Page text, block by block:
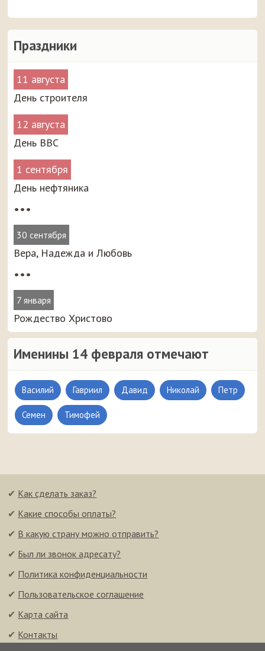
Праздники
11 августа
День строителя
12 августа
День ВВС
1 сентября
День нефтяника
•••
30 сентября
Вера, Надежда и Любовь
•••
7 января
Рождество Христово
Именины 14 февраля отмечают
Василий Гавриил Давид Николай Петр
Семен Тимофей
✔ Как сделать заказ?
✔ Какие способы оплаты?
✔ В какую страну можно отправить?
✔ Был ли звонок адресату?
✔ Политика конфиденциальности
✔ Пользовательское соглашение
✔ Карта сайта
✔ Контакты